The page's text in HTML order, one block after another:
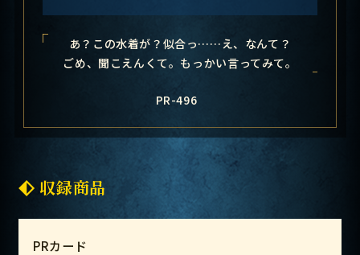
あ？この水着が？似合っ……え、なんて？
ごめ、聞こえんくて。もっかい言ってみて。
PR-496
収録商品
PRカード